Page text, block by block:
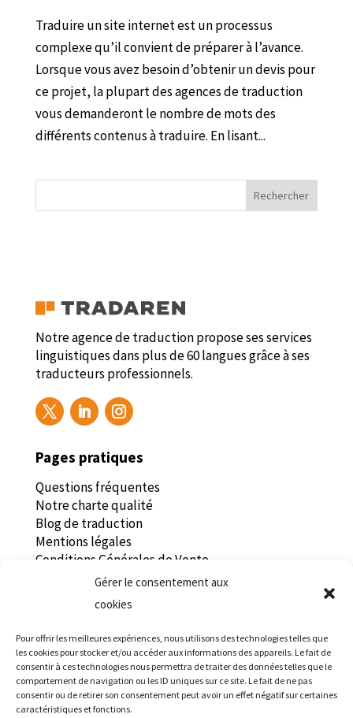
Gérer le consentement aux
cookies
Pour offrir les meilleures expériences, nous utilisons des technologies telles que
les cookies pour stocker et/ou accéder aux informations des appareils. Le fait de
consentir à ces technologies nous permettra de traiter des données telles que le
comportement de navigation ou les ID uniques sur ce site. Le fait de ne pas
consentir ou de retirer son consentement peut avoir un effet négatif sur certaines
caractéristiques et fonctions.
Traduire un site internet est un processus
complexe qu’il convient de préparer à l’avance.
Lorsque vous avez besoin d’obtenir un devis pour
ce projet, la plupart des agences de traduction
vous demanderont le nombre de mots des
différents contenus à traduire. En lisant...
Rechercher
Notre agence de traduction propose ses services
linguistiques dans plus de 60 langues grâce à ses
traducteurs professionnels.
Pages pratiques
Questions fréquentes
Notre charte qualité
Blog de traduction
Mentions légales
Conditions Générales de Vente
Politique de confidentialité
Recrutement traducteur
Tradaren
Centre d’Affaire des Alizés
22 rue de la Rigourdière
35510 Cesson-Sévigné, France